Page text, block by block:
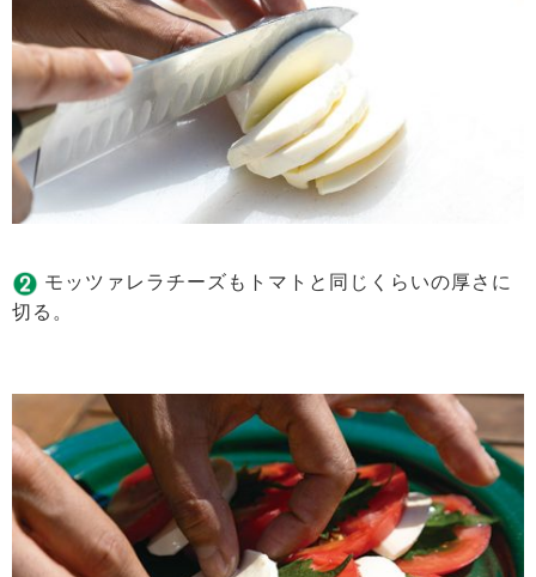
モッツァレラチーズもトマトと同じくらいの厚さに
切る。